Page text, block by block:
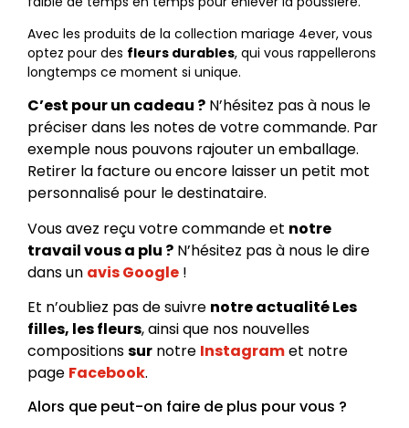
Avec les produits de la collection mariage 4ever, vous
optez pour des fleurs durables, qui vous rappellerons
longtemps ce moment si unique.
C’est pour un cadeau ? N’hésitez pas à nous le
préciser dans les notes de votre commande. Par
exemple nous pouvons rajouter un emballage.
Retirer la facture ou encore laisser un petit mot
personnalisé pour le destinataire.
Vous avez reçu votre commande et notre
travail vous a plu ? N’hésitez pas à nous le dire
dans un avis Google !
Et n’oubliez pas de suivre notre actualité Les
filles, les fleurs, ainsi que nos nouvelles
compositionssur notre Instagramet notre
page Facebook.
Alors que peut-on faire de plus pour vous ?